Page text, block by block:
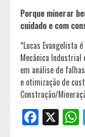
Porque minerar
cuidado e com
*Lucas Evangelista
Mecânica Industrial
em análise de
e otimização de
Construção/
X